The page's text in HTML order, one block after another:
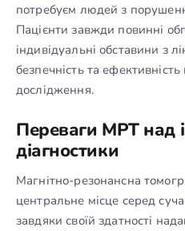
потребуєм людей з
Пацієнти завжди повинні
індивідуальні обставини з
безпечність та
дослідження.
Переваги МРТ над
діагностики
Магнітно-резонансна
центральне місце серед
завдяки своїй здатності